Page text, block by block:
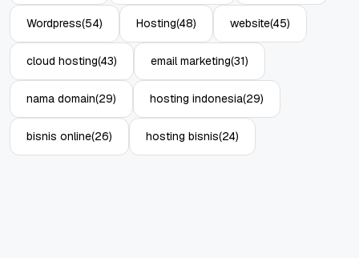
Wordpress(54) Hosting(48) website(45)
cloud hosting(43) email marketing(31)
nama domain(29) hosting indonesia(29)
bisnis online(26) hosting bisnis(24)